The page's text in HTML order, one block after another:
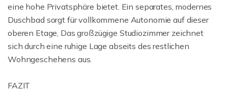
eine hohe Privatsphäre bietet. Ein separates, modernes
Duschbad sorgt für vollkommene Autonomie auf dieser
oberen Etage, Das großzügige Studiozimmer zeichnet
sich durch eine ruhige Lage abseits des restlichen
Wohngeschehens aus.
FAZIT